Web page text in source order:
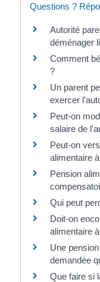
Questions ?
Autorité
déménager
Comment
?
Un parent
exercer
Peut-on
salaire de
Peut-on
alimentaire
Pension
Qui peut
Doit-on
alimentaire
Une
demandée
Que faire si